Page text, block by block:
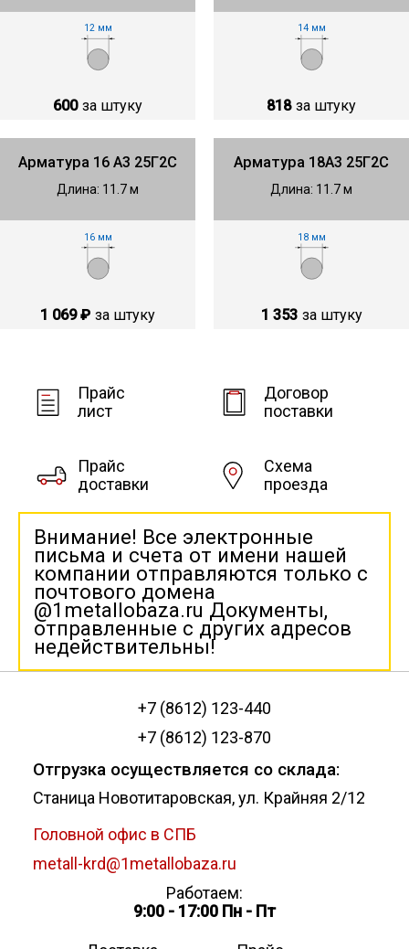
12 мм
600 за штуку
14 мм
818 за штуку
Арматура 16 А3 25Г2С
Длина: 11.7 м
16 мм
1 069 ₽ за штуку
Арматура 18А3 25Г2С
Длина: 11.7 м
18 мм
1 353 за штуку
Прайс
лист
Договор
поставки
Прайс
доставки
Схема
проезда
Внимание! Все электронные
письма и счета от имени нашей
компании отправляются только с
почтового домена
@1metallobaza.ru Документы,
отправленные с других адресов
недействительны!
+7 (8612) 123-440
+7 (8612) 123-870
Отгрузка осуществляется со склада:
Станица Новотитаровская, ул. Крайняя 2/12
Головной офис в СПБ
metall-krd@1metallobaza.ru
Работаем:
9:00 - 17:00 Пн - Пт